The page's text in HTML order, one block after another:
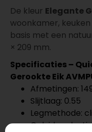
De kleur Elegante
woonkamer,
basis met een
× 209 mm.
Specificaties –
Gerookte Eik
Afmetingen:
Slijtlaag: 0.55
Legmethode: